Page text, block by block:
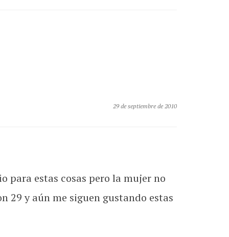
29 de septiembre de 2010
para estas cosas pero la mujer no
29 y aún me siguen gustando estas